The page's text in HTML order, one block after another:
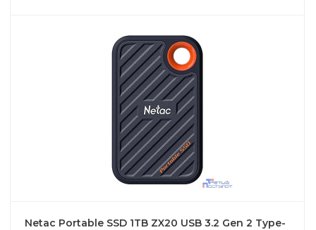
Netac Portable SSD 1TB ZX20 USB 3.2 Gen 2 Type-